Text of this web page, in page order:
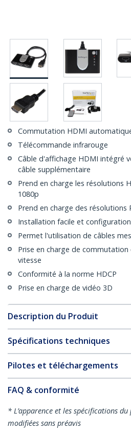
Commutation HDMI
Télécommande infrarouge
Câble d'affichage HDMI intégré
câble supplémentaire
Prend en charge les résolutions
1080p
Prend en charge des résolutions
Installation facile et
Permet l'utilisation de câbles
Prise en charge de
vitesse
Conformité à la norme HDCP
Prise en charge de vidéo 3D
Description du Produit
Spécifications techniques
Pilotes et téléchargements
FAQ & conformité
* L’apparence et les spécifications
modifiées sans préavis